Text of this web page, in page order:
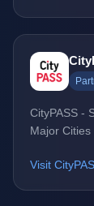
CityPASS -
Major Cities
Visit